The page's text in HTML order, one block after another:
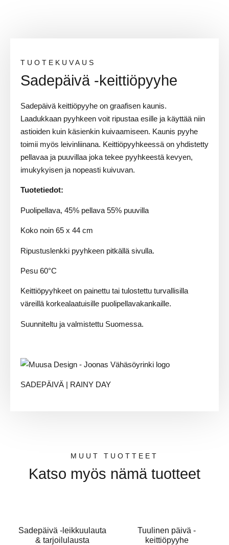
TUOTEKUVAUS
Sadepäivä -keittiöpyyhe
Sadepäivä keittiöpyyhe on graafisen kaunis.
Laadukkaan pyyhkeen voit ripustaa esille ja käyttää niin
astioiden kuin käsienkin kuivaamiseen. Kaunis pyyhe
toimii myös leivinliinana. Keittiöpyyhkeessä on yhdistetty
pellavaa ja puuvillaa joka tekee pyyhkeestä kevyen,
imukykyisen ja nopeasti kuivuvan.
Tuotetiedot:
Puolipellava, 45% pellava 55% puuvilla
Koko noin 65 x 44 cm
Ripustuslenkki pyyhkeen pitkällä sivulla.
Pesu 60°C
Keittiöpyyhkeet on painettu tai tulostettu turvallisilla
väreillä korkealaatuisille puolipellavakankaille.
Suunniteltu ja valmistettu Suomessa.
SADEPÄIVÄ | RAINY DAY
MUUT TUOTTEET
Katso myös nämä tuotteet
Sadepäivä -leikkuulauta
& tarjoilulausta
Tuulinen päivä -
keittiöpyyhe